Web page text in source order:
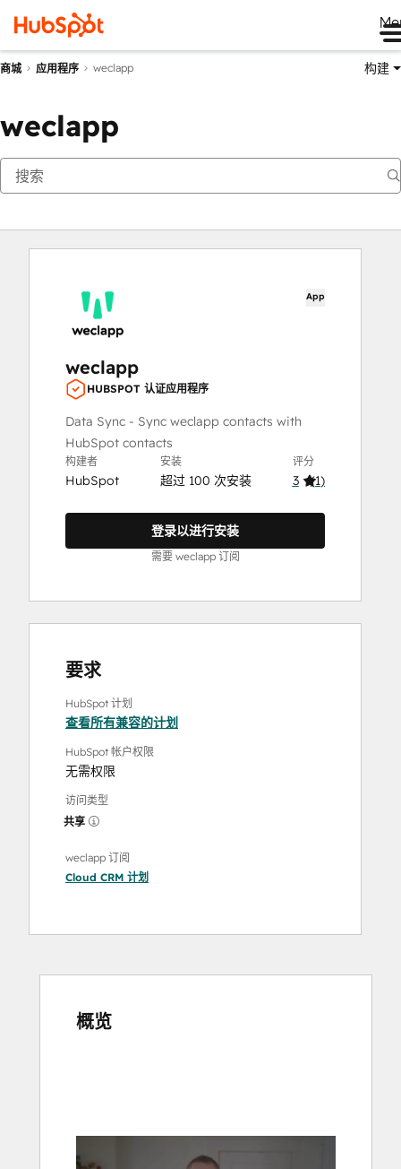
商城 应用程序 weclapp 构建
weclapp
App
weclapp
HUBSPOT 认证应用程序
Data Sync - Sync weclapp contacts with
HubSpot contacts
构建者
HubSpot
安装
超过 100 次安装
评分
3 (1)
登录以进行安装
需要 weclapp 订阅
要求
HubSpot 计划
查看所有兼容的计划
HubSpot 帐户权限
无需权限
访问类型
共享
weclapp 订阅
Cloud CRM 计划
概览
查